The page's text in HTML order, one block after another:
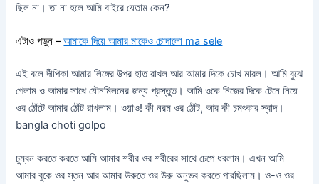
ছিল না। তা না হলে আমি বাইরে যেতাম কেন?
এটাও পড়ুন – আমাকে দিয়ে আমার মাকেও চোদালো ma sele
এই বলে দীপিকা আমার লিঙ্গের উপর হাত রাখল আর আমার দিকে চোখ মারল। আমি বুঝে
গেলাম ও আমার সাথে যৌনমিলনের জন্য প্রস্তুত। আমি ওকে নিজের দিকে টেনে নিয়ে
ওর ঠোঁটে আমার ঠোঁট রাখলাম। ওয়াও! কী নরম ওর ঠোঁট, আর কী চমৎকার স্বাদ।
bangla choti golpo
চুম্বন করতে করতে আমি আমার শরীর ওর শরীরের সাথে চেপে ধরলাম। এখন আমি
আমার বুকে ওর স্তন আর আমার উরুতে ওর উরু অনুভব করতে পারছিলাম। ও-ও ওর